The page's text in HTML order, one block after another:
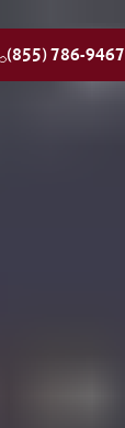
(855) 786-9467